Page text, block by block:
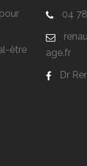
être
04
age.fr
Dr